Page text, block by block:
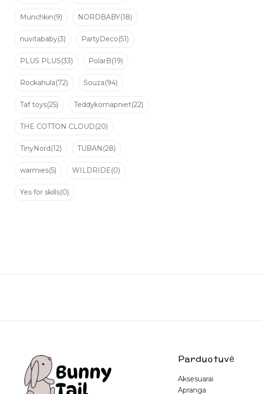
Munchkin(9) NORDBABY(18)
nuvitababy(3) PartyDeco(51)
PLUS PLUS(33) PolarB(19)
Rockahula(72) Souza(94)
Taf toys(25) Teddykomapniet(22)
THE COTTON CLOUD(20)
TinyNord(12) TUBAN (28)
warmies(5) WILDRIDE(0)
Yes for skills(0)
Parduotuvė
Aksesuarai
Apranga